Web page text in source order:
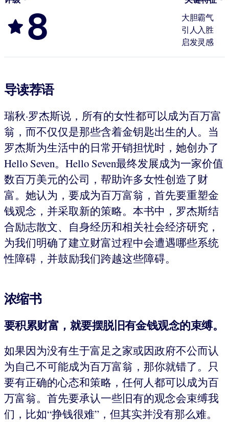
8
大胆霸气
引人入胜
启发灵感
导读荐语
瑞秋·罗杰斯说，所有的女性都可以成为百万富
翁，而不仅仅是那些含着金钥匙出生的人。当
罗杰斯为生活中的日常开销担忧时，她创办了
Hello Seven。Hello Seven最终发展成为一家价值
数百万美元的公司，帮助许多女性创造了财
富。她认为，要成为百万富翁，首先要重塑金
钱观念，并采取新的策略。本书中，罗杰斯结
合励志散文、自身经历和相关社会经济研究，
为我们明确了建立财富过程中会遭遇哪些系统
性障碍，并鼓励我们跨越这些障碍。
浓缩书
要积累财富，就要摆脱旧有金钱观念的束缚。
如果因为没有生于富足之家或因政府不公而认
为自己不可能成为百万富翁，那你就错了。只
要有正确的心态和策略，任何人都可以成为百
万富翁。首先要承认一些旧有的观念会束缚我
们，比如“挣钱很难”，但其实并没有那么难。